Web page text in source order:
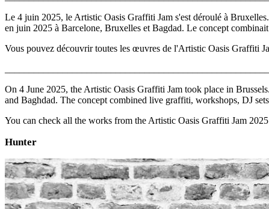
Le 4 juin 2025, le Artistic Oasis Graffiti Jam s'est déroulé à
en juin 2025 à Barcelone, Bruxelles et Bagdad. Le concept
Vous pouvez découvrir toutes les œuvres de l'Artistic Oasis Graffiti
On 4 June 2025, the Artistic Oasis Graffiti Jam took place in
and Baghdad. The concept combined live graffiti, workshops, DJ
You can check all the works from the Artistic Oasis Graffiti Jam 2025
Hunter